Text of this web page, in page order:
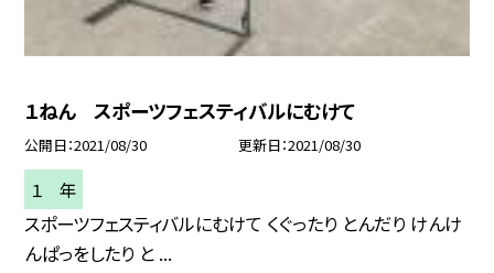
１ねん スポーツフェスティバルにむけて
公開日 2021/08/30 更新日 2021/08/30
１ 年
スポーツフェスティバルにむけて くぐったり とんだり けんけ
んぱっをしたり と ...